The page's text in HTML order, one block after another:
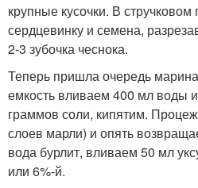
крупные кусочки. В
сердцевинку и семена,
2-3 зубочка чеснока.
Теперь пришла очередь
емкость вливаем 400 мл воды
граммов соли, кипятим.
слоев марли) и опять
вода бурлит, вливаем 50 мл
или 6%-й.